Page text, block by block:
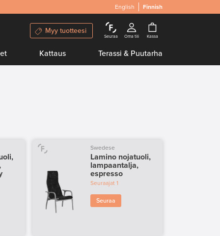
English Finnish
Myy tuotteesi
Seuraa Oma tili Kassa
Kattaus Terassi & Puutarha
Swedese
Lamino nojatuoli,
lampaantalja,
espresso
Seuraajat 1
Seuraa